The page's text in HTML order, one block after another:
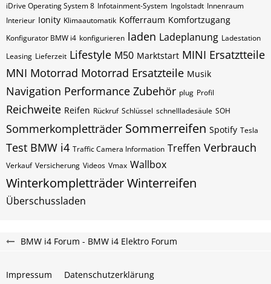
iDrive Operating System 8 Infotainment-System Ingolstadt Innenraum
Interieur Ionity Klimaautomatik Kofferraum Komfortzugang
Konfigurator BMW i4 konfigurieren laden Ladeplanung Ladestation
Leasing Lieferzeit Lifestyle M50 Marktstart MINI Ersatztteile
MNI Motorrad Motorrad Ersatzteile Musik
Navigation Performance Zubehör plug Profil
Reichweite Reifen Rückruf Schlüssel schnellladesäule SOH
Sommerkompletträder Sommerreifen Spotify Tesla
Test BMW i4 Traffic Camera Information Treffen Verbrauch
Verkauf Versicherung Videos Vmax Wallbox
WinterkompletträderWinterreifen
Überschussladen
BMW i4 Forum - BMW i4 Elektro Forum
Impressum Datenschutzerklärung